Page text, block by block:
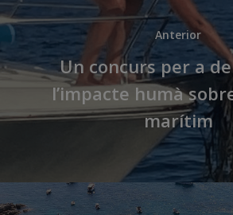
Anterior
Un concurs per a
l’impacte humà
marítim